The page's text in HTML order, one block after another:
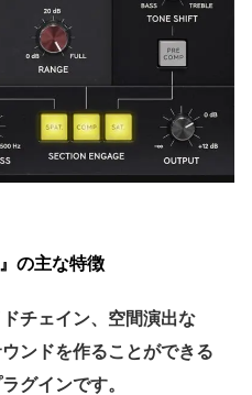
の主な特徴
チェイン、空間演出な
ンドを作ることができる
グインです。